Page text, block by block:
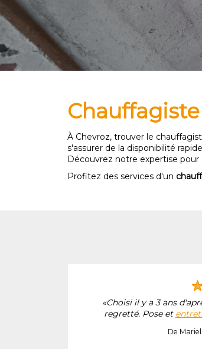
À Chevroz, trouver le
s'assurer de la disponibilité
Découvrez notre expertise
Profitez des services d'un
«Choisi il y a 3 ans
regretté. Pose et
De